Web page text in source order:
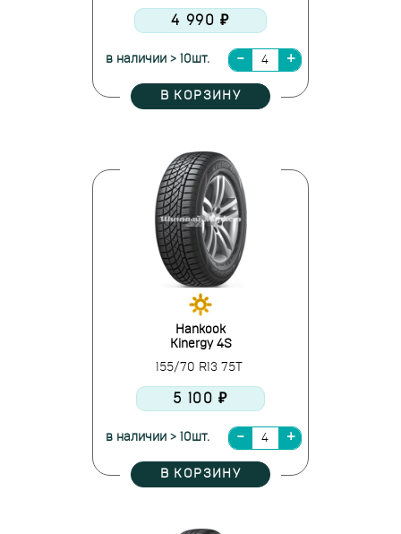
4 990 ₽
в наличии > 10шт.
В КОРЗИНУ
Hankook
Kinergy 4S
155/70 R13 75T
5 100 ₽
в наличии > 10шт.
В КОРЗИНУ